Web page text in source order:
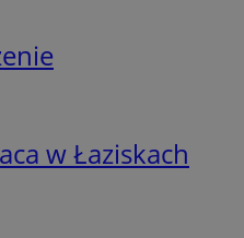
w Łaziskach